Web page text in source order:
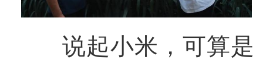
说起小米，可算是